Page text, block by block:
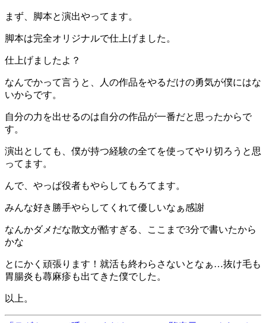
まず、脚本と演出やってます。
脚本は完全オリジナルで仕上げました。
仕上げましたよ？
なんでかって言うと、人の作品をやるだけの勇気が僕にはな
いからです。
自分の力を出せるのは自分の作品が一番だと思ったからで
す。
演出としても、僕が持つ経験の全てを使ってやり切ろうと思
ってます。
んで、やっぱ役者もやらしてもろてます。
みんな好き勝手やらしてくれて優しいなぁ感謝
なんかダメだな散文が酷すぎる、ここまで3分で書いたから
かな
とにかく頑張ります！就活も終わらさないとなぁ…抜け毛も
胃腸炎も蕁麻疹も出てきた僕でした。
以上。